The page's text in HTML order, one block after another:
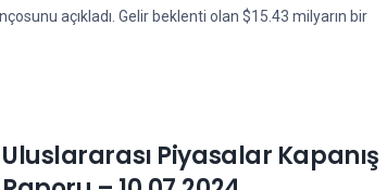
açıkladı. Gelir beklenti olan $15.43 milyarın bir
Uluslararası Piyasalar Kapanış